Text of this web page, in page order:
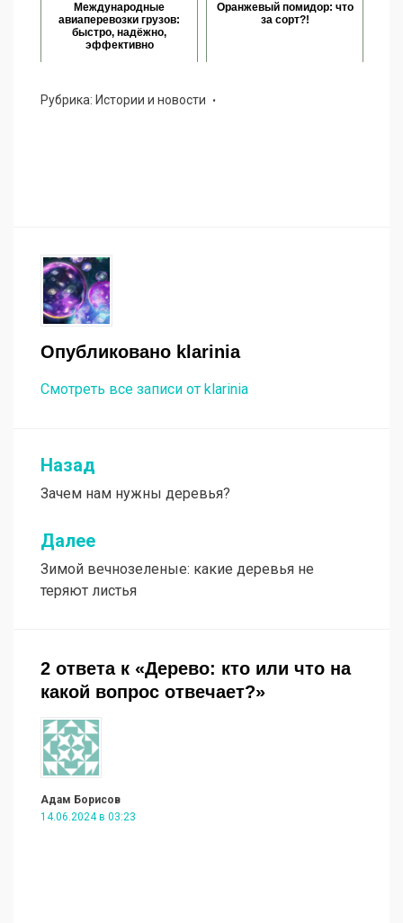
Международные
авиаперевозки грузов:
быстро, надёжно,
эффективно
Оранжевый помидор: что
за сорт?!
Рубрика: Истории и новости
Опубликовано klarinia
Смотреть все записи от klarinia
Навигация
по
записям
Назад
Зачем нам нужны деревья?
Далее
Зимой вечнозеленые: какие деревья не
теряют листья
2 ответа к «Дерево: кто или что на
какой вопрос отвечает?»
Адам Борисов
14.06.2024 в 03:23